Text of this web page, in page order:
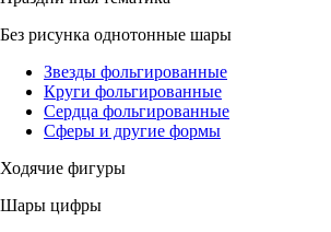
Без рисунка однотонные шары
Звезды фольгированные
Круги фольгированные
Сердца фольгированные
Сферы и другие формы
Ходячие фигуры
Шары цифры